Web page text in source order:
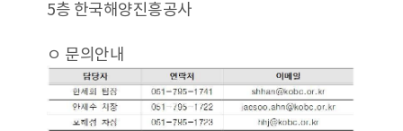
5층 한국해양진흥공사
ㅇ 문의안내